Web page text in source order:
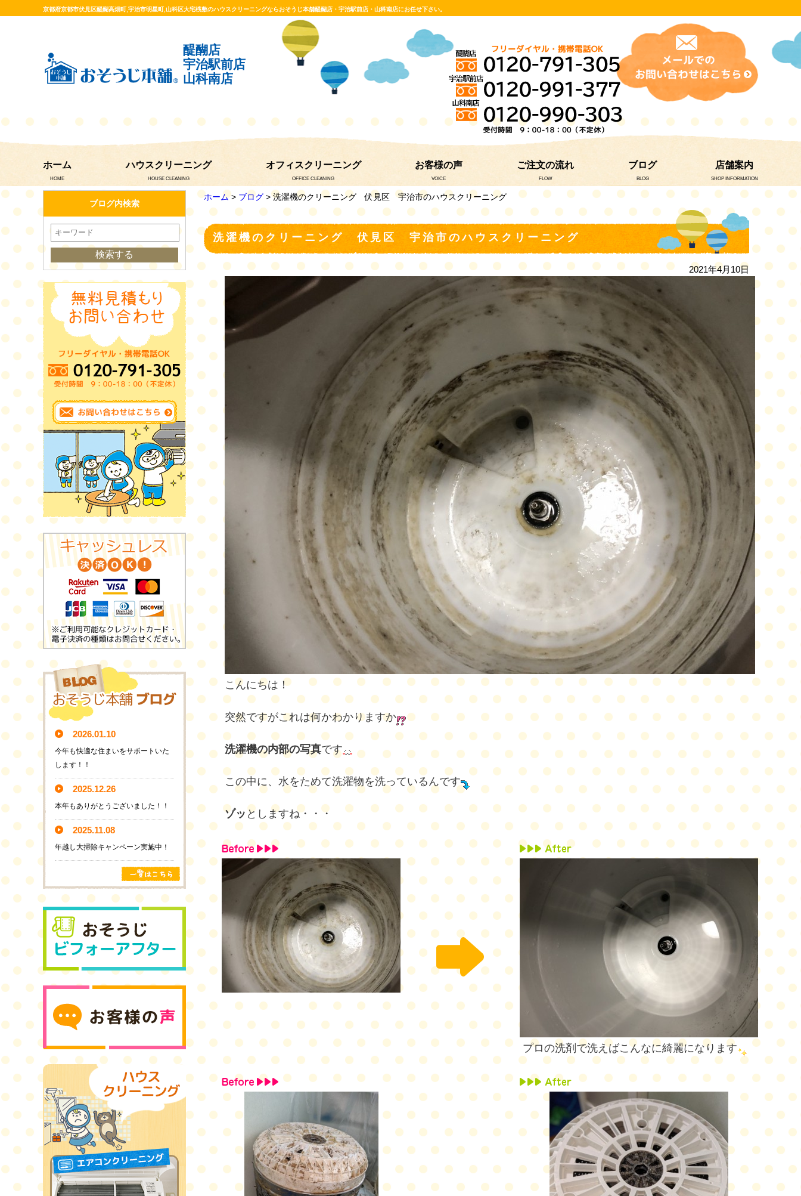
京都府京都市伏見区醍醐高畑町,宇治市明星町,山科区大宅桟敷のハウスクリーニングならおそうじ本舗醍醐店・宇治駅前店・山科南店にお任せ下さい。
醍醐店
宇治駅前店
山科南店
ホーム
HOME
ハウスクリーニング
HOUSE CLEANING
オフィスクリーニング
OFFICE CLEANING
お客様の声
VOICE
ご注文の流れ
FLOW
ブログ
BLOG
店舗案内
SHOP INFORMATION
ホーム> ブログ > 洗濯機のクリーニング 伏見区 宇治市のハウスクリーニング
洗濯機のクリーニング 伏見区 宇治市のハウスクリーニング
2021年4月10日
こんにちは！
突然ですがこれは何かわかりますか
洗濯機の内部の写真です
この中に、水をためて洗濯物を洗っているんです
ゾッ としますね・・・
プロの洗剤で洗えばこんなに綺麗になります
ブログ内検索
2026.01.10
今年も快適な住まいをサポートいた
します！！
2025.12.26
本年もありがとうございました！！
2025.11.08
年越し大掃除キャンペーン実施中！